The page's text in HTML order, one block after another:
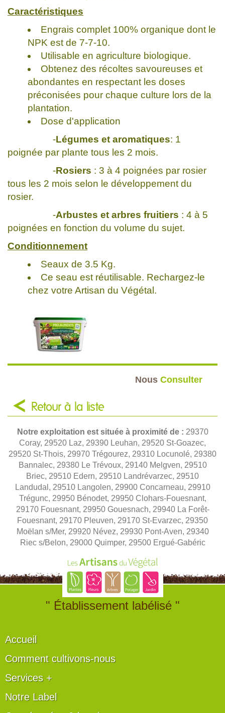
Caractéristiques
Engrais complet 100% organique dont le
NPK est de 7-7-10.
Utilisable en agriculture biologique.
Obtenez des récoltes savoureuses et
abondantes en respectant les doses
préconisées pour chaque culture lors de la
plantation.
Dose d'application
-Légumes et aromatiques: 1
poignée par plante tous les 2 mois.
-Rosiers : 3 à 4 poignées par rosier
tous les 2 mois selon le développement du
rosier.
-Arbustes et arbres fruitiers : 4 à 5
poignées en fonction du volume du sujet.
Conditionnement
Seaux de 3.5 Kg.
Ce seau est réutilisable. Rechargez-le
chez votre Artisan du Végétal.
Nous Consulter
Retour à la liste
Notre exploitation est située à proximité de : 29370
Coray, 29520 Laz, 29390 Leuhan, 29520 St-Goazec,
29520 St-Thois, 29970 Trégourez, 29310 Locunolé, 29380
Bannalec, 29380 Le Trévoux, 29140 Melgven, 29510
Briec, 29510 Edern, 29510 Landrévarzec, 29510
Landudal, 29510 Langolen, 29900 Concarneau, 29910
Trégunc, 29950 Bénodet, 29950 Clohars-Fouesnant,
29170 Fouesnant, 29950 Gouesnach, 29940 La Forêt-
Fouesnant, 29170 Pleuven, 29170 St-Evarzec, 29350
Moëlan s/Mer, 29920 Névez, 29930 Pont-Aven, 29340
Riec s/Belon, 29000 Quimper, 29500 Ergué-Gabéric
" Établissement labélisé "
Accueil
Comment cultivons-nous
Services +
Notre Label